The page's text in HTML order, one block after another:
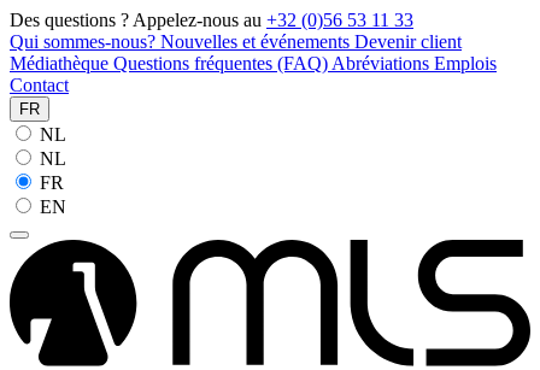
Des questions ? Appelez-nous au +32 (0)56 53 11 33
Qui sommes-nous? Nouvelles et événements Devenir client
Médiathèque Questions fréquentes (FAQ) Abréviations Emplois
Contact
FR
NL
NL
FR
EN